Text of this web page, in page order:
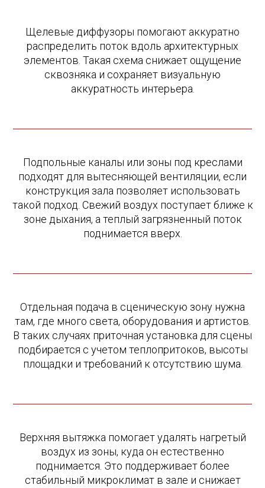
Щелевые диффузоры помогают аккуратно
распределить поток вдоль архитектурных
элементов. Такая схема снижает ощущение
сквозняка и сохраняет визуальную
аккуратность интерьера.
Подпольные каналы или зоны под креслами
подходят для вытесняющей вентиляции, если
конструкция зала позволяет использовать
такой подход. Свежий воздух поступает ближе к
зоне дыхания, а теплый загрязненный поток
поднимается вверх.
Отдельная подача в сценическую зону нужна
там, где много света, оборудования и артистов.
В таких случаях приточная установка для сцены
подбирается с учетом теплопритоков, высоты
площадки и требований к отсутствию шума.
Верхняя вытяжка помогает удалять нагретый
воздух из зоны, куда он естественно
поднимается. Это поддерживает более
стабильный микроклимат в зале и снижает